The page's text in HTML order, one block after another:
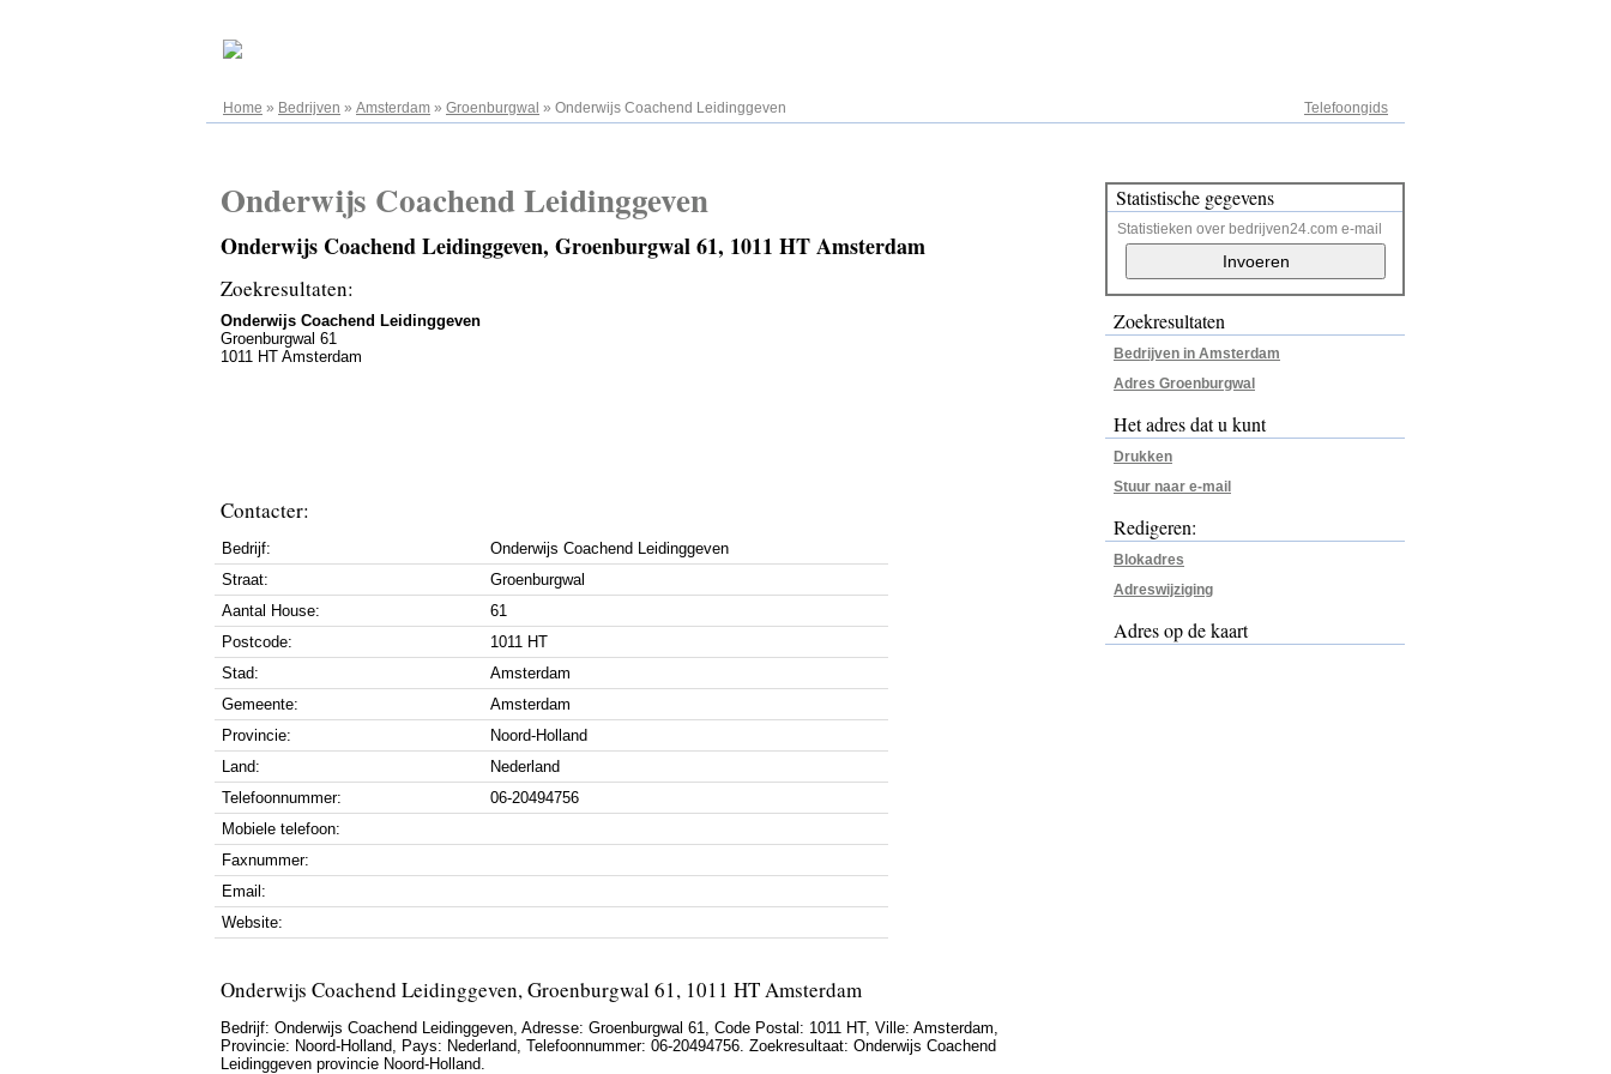
Telefoongids
Home » Bedrijven » Amsterdam » Groenburgwal » Onderwijs Coachend Leidinggeven
Onderwijs Coachend Leidinggeven
Onderwijs Coachend Leidinggeven, Groenburgwal 61, 1011 HT Amsterdam
Zoekresultaten:
Onderwijs Coachend Leidinggeven
Groenburgwal 61
1011 HT Amsterdam
Contacter:
Bedrijf:
Onderwijs Coachend Leidinggeven
Straat:
Groenburgwal
Aantal House:
61
Postcode:
1011 HT
Stad:
Amsterdam
Gemeente:
Amsterdam
Provincie:
Noord-Holland
Land:
Nederland
Telefoonnummer:
06-20494756
Mobiele telefoon:
Faxnummer:
Email:
Website:
Onderwijs Coachend Leidinggeven, Groenburgwal 61, 1011 HT Amsterdam
Bedrijf: Onderwijs Coachend Leidinggeven, Adresse: Groenburgwal 61, Code Postal: 1011 HT, Ville: Amsterdam,
Provincie: Noord-Holland, Pays: Nederland, Telefoonnummer: 06-20494756. Zoekresultaat: Onderwijs Coachend
Leidinggeven provincie Noord-Holland.
Statistische gegevens
Statistieken over bedrijven24.com e-mail
Zoekresultaten
Bedrijven in Amsterdam
Adres Groenburgwal
Het adres dat u kunt
Drukken
Stuur naar e-mail
Redigeren:
Blokadres
Adreswijziging
Adres op de kaart